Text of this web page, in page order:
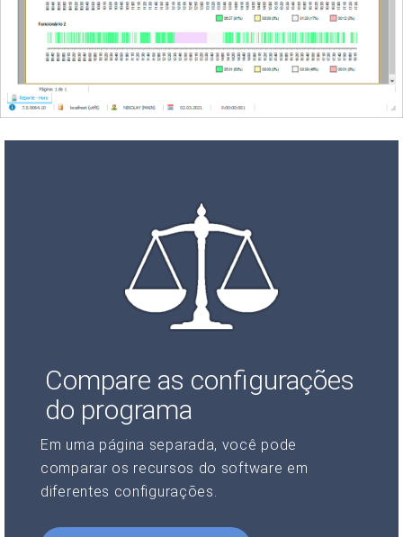
Compare as configurações
do programa
Em uma página separada, você pode
comparar os recursos do software em
diferentes configurações.